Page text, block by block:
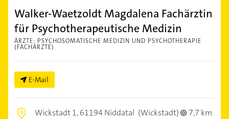
Walker-Waetzoldt Magdalena Fachärztin
für Psychotherapeutische Medizin
ÄRZTE: PSYCHOSOMATISCHE MEDIZIN UND PSYCHOTHERAPIE
(FACHÄRZTE)
E-Mail
Wickstadt 1,61194 Niddatal (Wickstadt)
7,7 km